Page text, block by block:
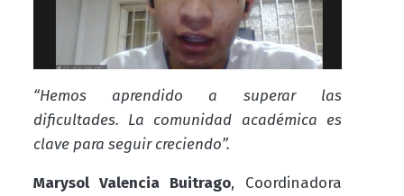
“Hemos aprendido a superar las
dificultades. La comunidad académica es
clave para seguir creciendo”.
Marysol Valencia Buitrago, Coordinadora